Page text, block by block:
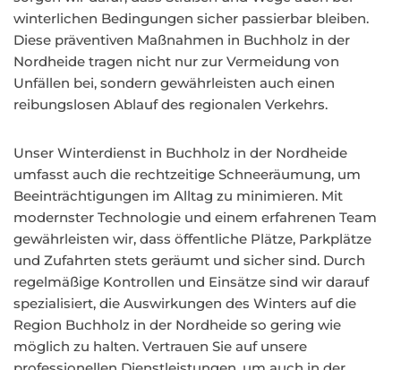
winterlichen Bedingungen sicher passierbar bleiben.
Diese präventiven Maßnahmen in Buchholz in der
Nordheide tragen nicht nur zur Vermeidung von
Unfällen bei, sondern gewährleisten auch einen
reibungslosen Ablauf des regionalen Verkehrs.
Unser Winterdienst in Buchholz in der Nordheide
umfasst auch die rechtzeitige Schneeräumung, um
Beeinträchtigungen im Alltag zu minimieren. Mit
modernster Technologie und einem erfahrenen Team
gewährleisten wir, dass öffentliche Plätze, Parkplätze
und Zufahrten stets geräumt und sicher sind. Durch
regelmäßige Kontrollen und Einsätze sind wir darauf
spezialisiert, die Auswirkungen des Winters auf die
Region Buchholz in der Nordheide so gering wie
möglich zu halten. Vertrauen Sie auf unsere